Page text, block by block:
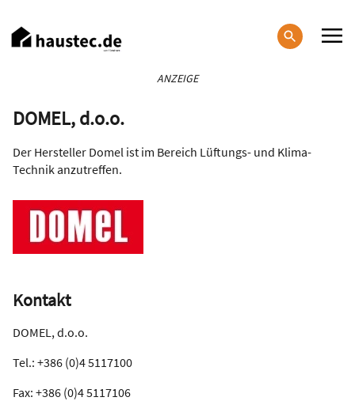
zum
Inhalt
ANZEIGE
DOMEL, d.o.o.
Der Hersteller Domel ist im Bereich Lüftungs- und Klima-
Technik anzutreffen.
Kontakt
DOMEL, d.o.o.
Tel.: +386 (0)4 5117100
Fax: +386 (0)4 5117106